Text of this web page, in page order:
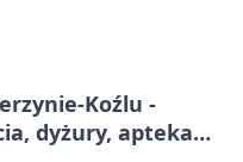
Koźlu -
dyżury, apteka